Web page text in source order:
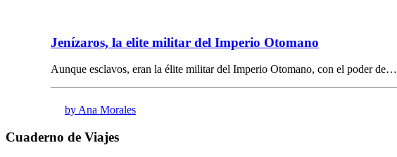
Jenízaros, la elite militar del Imperio Otomano
Aunque esclavos, eran la élite militar del Imperio Otomano, con el poder de…
by Ana Morales
Cuaderno de Viajes